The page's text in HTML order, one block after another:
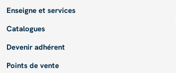
Enseigne et services
Catalogues
Devenir adhérent
Points de vente